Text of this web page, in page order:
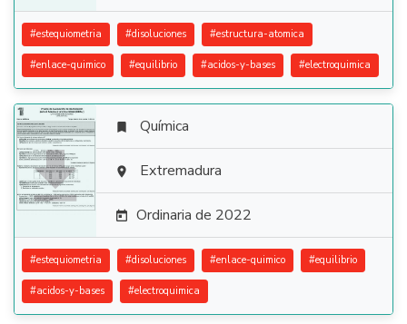
#estequiometria #disoluciones #estructura-atomica
#enlace-quimico #equilibrio #acidos-y-bases #electroquimica

 Química
 Extremadura
 Ordinaria de 2022
#estequiometria #disoluciones #enlace-quimico #equilibrio
#acidos-y-bases #electroquimica